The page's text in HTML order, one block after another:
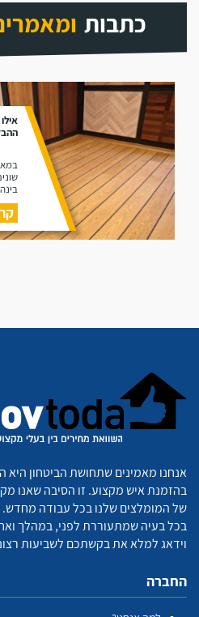
כתבות
אנחנו מאמינים שתחושת הביטחון היא
בהזמנת איש מקצוע. זו הסיבה שאנו
של המומלצים שלנו בכל עבודה מחדש.
בכל בעיה שמתעוררת לפני, במהלך
וידאג למלא את בקשתכם לשביעות
החברה